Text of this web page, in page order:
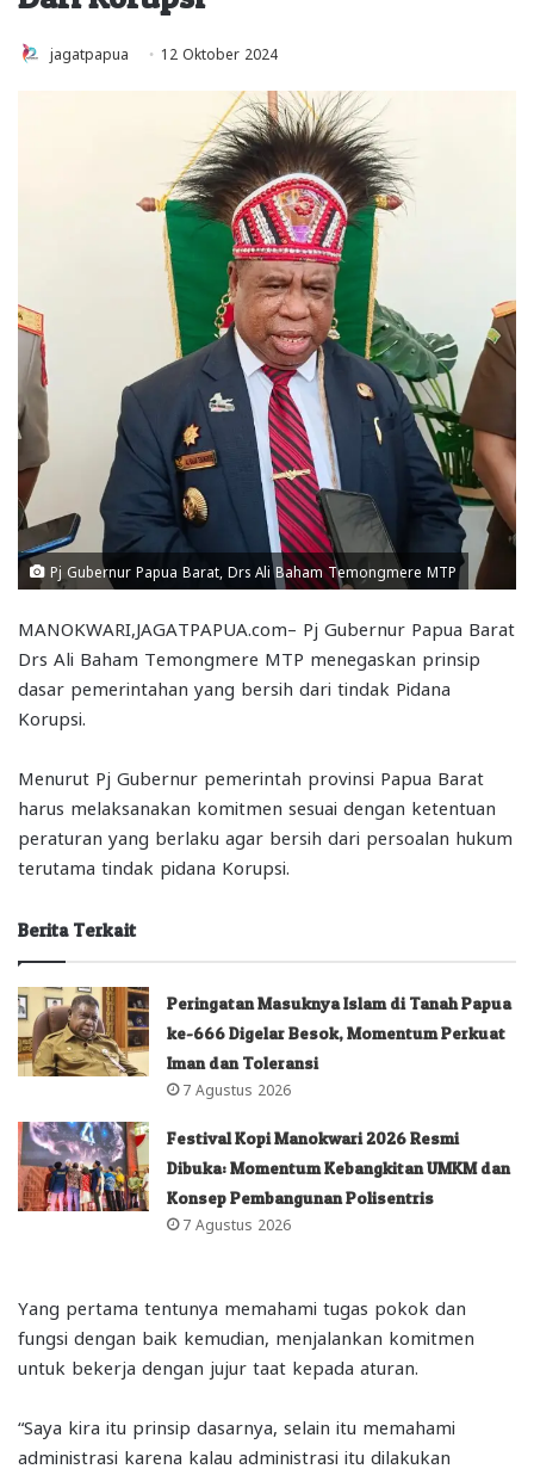
jagatpapua 12 Oktober 2024
Pj Gubernur Papua Barat, Drs Ali Baham Temongmere MTP
MANOKWARI,JAGATPAPUA.com– Pj Gubernur Papua Barat
Drs Ali Baham Temongmere MTP menegaskan prinsip
dasar pemerintahan yang bersih dari tindak Pidana
Korupsi.
Menurut Pj Gubernur pemerintah provinsi Papua Barat
harus melaksanakan komitmen sesuai dengan ketentuan
peraturan yang berlaku agar bersih dari persoalan hukum
terutama tindak pidana Korupsi.
Berita Terkait
Peringatan Masuknya Islam di Tanah Papua
ke-666 Digelar Besok, Momentum Perkuat
Iman dan Toleransi
7 Agustus 2026
Festival Kopi Manokwari 2026 Resmi
Dibuka: Momentum Kebangkitan UMKM dan
Konsep Pembangunan Polisentris
7 Agustus 2026
Yang pertama tentunya memahami tugas pokok dan
fungsi dengan baik kemudian, menjalankan komitmen
untuk bekerja dengan jujur taat kepada aturan.
“Saya kira itu prinsip dasarnya, selain itu memahami
administrasi karena kalau administrasi itu dilakukan